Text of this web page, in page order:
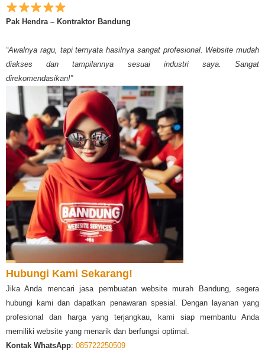
Pak Hendra – Kontraktor Bandung
“Awalnya ragu, tapi ternyata hasilnya sangat profesional. Website mudah
diakses dan tampilannya sesuai industri saya. Sangat
direkomendasikan!”
Hubungi Kami Sekarang!
Jika Anda mencari jasa pembuatan website murah Bandung, segera
hubungi kami dan dapatkan penawaran spesial. Dengan layanan yang
profesional dan harga yang terjangkau, kami siap membantu Anda
memiliki website yang menarik dan berfungsi optimal.
Kontak WhatsApp: 085722250509